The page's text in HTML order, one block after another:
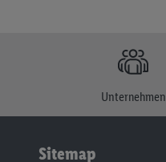
Unternehmen
Sitemap